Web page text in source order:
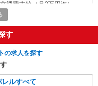
通費支給（月2万円迄）
店≫ 〒220-0005 神奈川県横
５－１
詳細を見る
す
の求人を探す
ルすべて